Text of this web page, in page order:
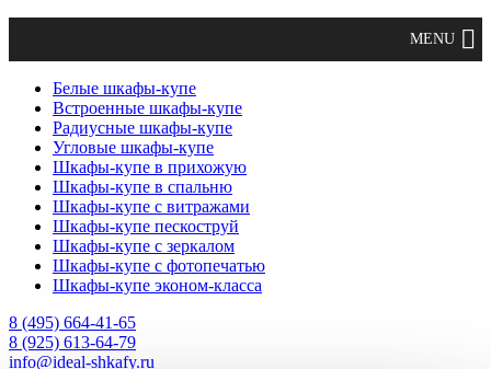
Белые шкафы-купе
Встроенные шкафы-купе
Радиусные шкафы-купе
Угловые шкафы-купе
Шкафы-купе в прихожую
Шкафы-купе в спальню
Шкафы-купе с витражами
Шкафы-купе пескоструй
Шкафы-купе с зеркалом
Шкафы-купе с фотопечатью
Шкафы-купе эконом-класса
8 (495) 664-41-65
8 (925) 613-64-79
info@ideal-shkafy.ru